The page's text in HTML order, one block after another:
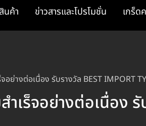
นค้า ข่าวสารและโปรโมชั่น เกร็ด
ย่างต่อเนื่อง รับรางวัล BEST IMPORT
เร็จอย่างต่อเนื่อง